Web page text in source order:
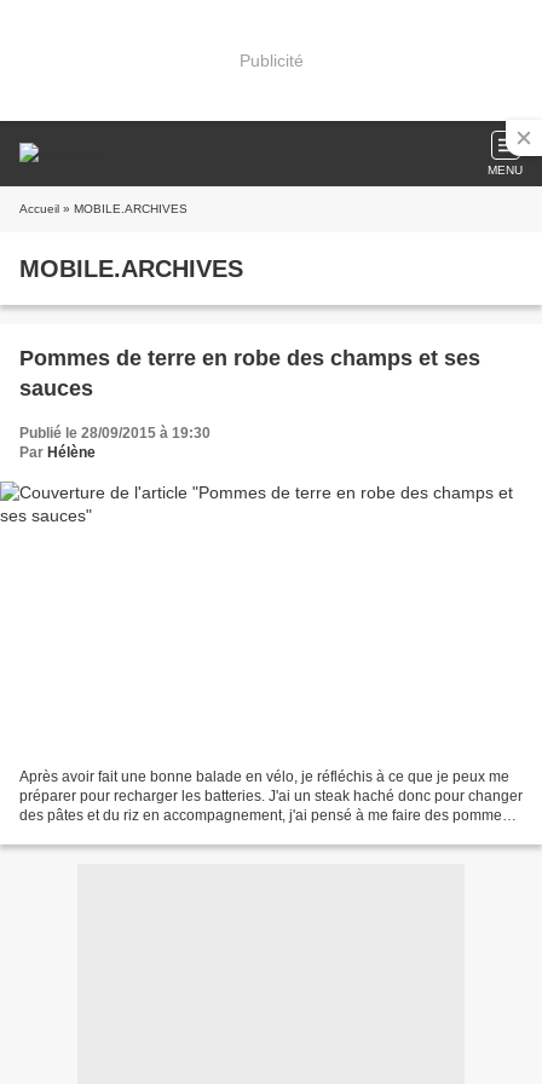
Publicité
MENU
Accueil » MOBILE.ARCHIVES
MOBILE.ARCHIVES
Pommes de terre en robe des champs et ses
sauces
Publié le 28/09/2015 à 19:30
Par Hélène
Après avoir fait une bonne balade en vélo, je réfléchis à ce que je peux me
préparer pour recharger les batteries. J'ai un steak haché donc pour changer
des pâtes et du riz en accompagnement, j'ai pensé à me faire des pommes